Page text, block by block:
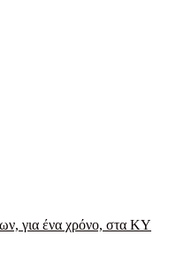
για ένα χρόνο, στα ΚΥ